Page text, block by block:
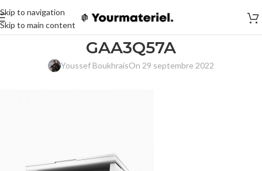
Skip to navigation
Skip to main content
GAA3Q57A
Youssef BoukhraisOn 29 septembre 2022